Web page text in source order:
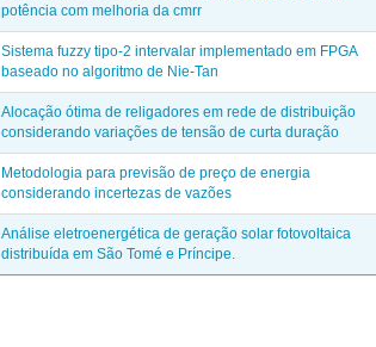
potência com melhoria da cmrr
Sistema fuzzy tipo-2 intervalar implementado em FPGA
baseado no algoritmo de Nie-Tan
Alocação ótima de religadores em rede de distribuição
considerando variações de tensão de curta duração
Metodologia para previsão de preço de energia
considerando incertezas de vazões
Análise eletroenergética de geração solar fotovoltaica
distribuída em São Tomé e Príncipe.